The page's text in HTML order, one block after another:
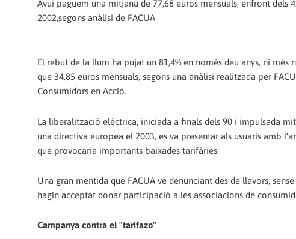
Avui paguem una mitjana de 77,68 euros mensuals, enfront dels
2002,segons anàlisi de FACUA
El rebut de la llum ha pujat un 81,4% en només deu anys, ni més
que 34,85 euros mensuals, segons una anàlisi realitzada per
Consumidors en Acció.
La liberalització elèctrica, iniciada a finals dels 90 i impulsada
una directiva europea el 2003, es va presentar als usuaris amb
que provocaria importants baixades tarifàries.
Una gran mentida que FACUA ve denunciant des de llavors,
hagin acceptat donar participació a les associacions de
Campanya contra el "tarifazo"